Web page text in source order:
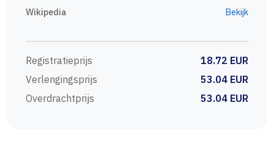
Wikipedia Bekijk
Registratieprijs
18.72 EUR
Verlengingsprijs
53.04 EUR
Overdrachtprijs
53.04 EUR